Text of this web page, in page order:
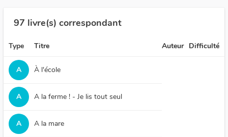
97 livre(s) correspondant
Type Titre Auteur Difficulté
A À l'école
A A la ferme ! - Je lis tout seul
A A la mare